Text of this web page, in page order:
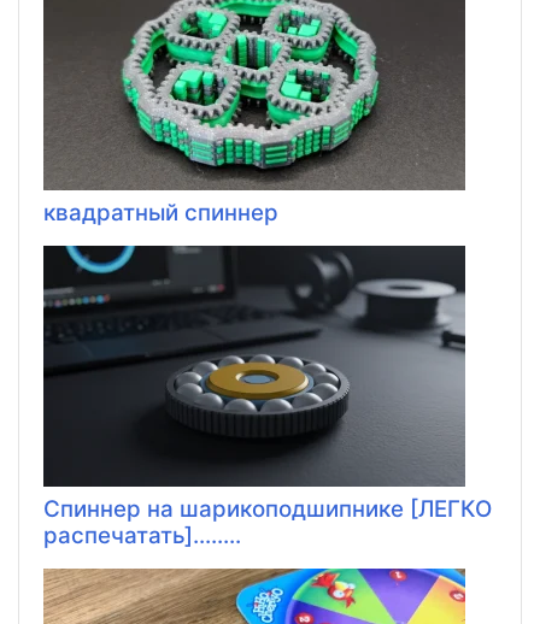
квадратный спиннер
Спиннер на шарикоподшипнике [ЛЕГКО
распечатать]........